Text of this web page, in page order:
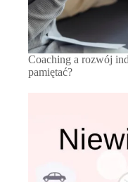
Coaching a rozwój
pamiętać?